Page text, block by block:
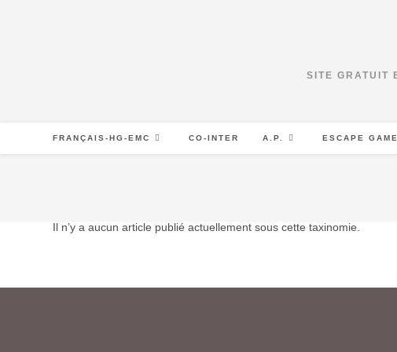
SITE GRATUIT
FRANÇAIS-HG-EMC CO-INTER A.P. ESCAPE GAME
Il n’y a aucun article publié actuellement sous cette taxinomie.